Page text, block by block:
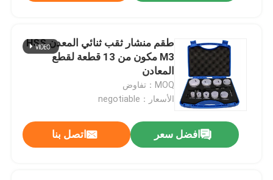
اتصل بنا
أخبار
اطلب اقتباس
طقم منشار ثقب ثنائي المعدن HSS
M3 مكون من 13 قطعة لقطع
المعادن
MOQ：تفاوض
الأسعار：negotiable
افضل سعر اتصل بنا